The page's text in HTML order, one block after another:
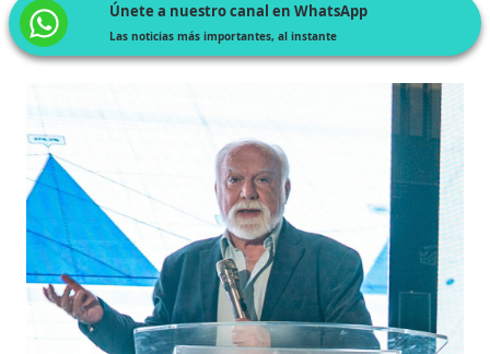
Únete a nuestro canal en WhatsApp
Las noticias más importantes, al instante